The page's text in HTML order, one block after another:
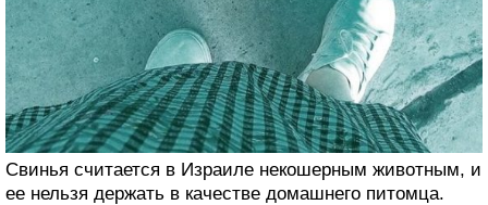
Свинья считается в Израиле некошерным животным, и
ее нельзя держать в качестве домашнего питомца.